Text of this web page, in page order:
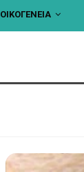
ΟΙΚΟΓΕΝΕΙΑ